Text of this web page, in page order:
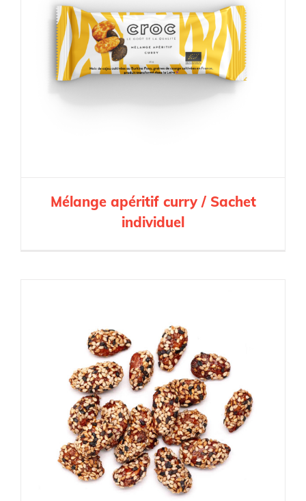
Mélange apéritif curry / Sachet
individuel